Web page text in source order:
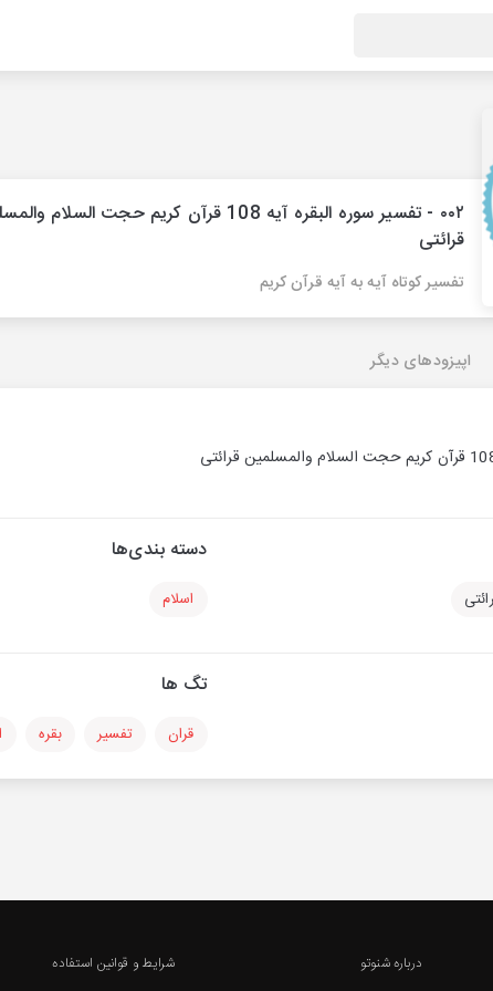
۰۰۲ - تفسیر سوره البقره آیه 108 قرآن کریم حجت السلام
قرائتی
تفسیر کوتاه آیه به آیه قرآن کریم
اپیزودهای دیگر
دسته بندی‌ها
اسلام
تگ ها
قران تفسیر بقره
درباره شنوتو
شرایط و قوانین استفاده